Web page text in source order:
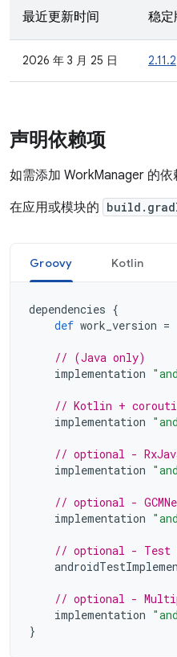
最近更新时间 稳定
2026 年 3 月 25 日 2.11.2
声明依赖项
如需添加 WorkManager 的
在应用或模块的
Groovy Kotlin
dependencies {
def work_version =
// (Java only)
implementation
// Kotlin +
implementation
// optional -
implementation
// optional -
implementation
// optional - Test
// optional -
implementation
}